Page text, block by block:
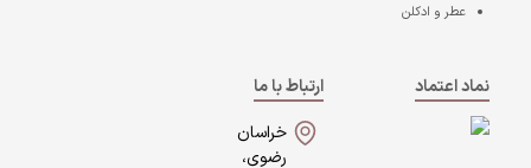
عطر و ادکلن
نماد اعتماد
ارتباط با ما
خراسان
رضوی،